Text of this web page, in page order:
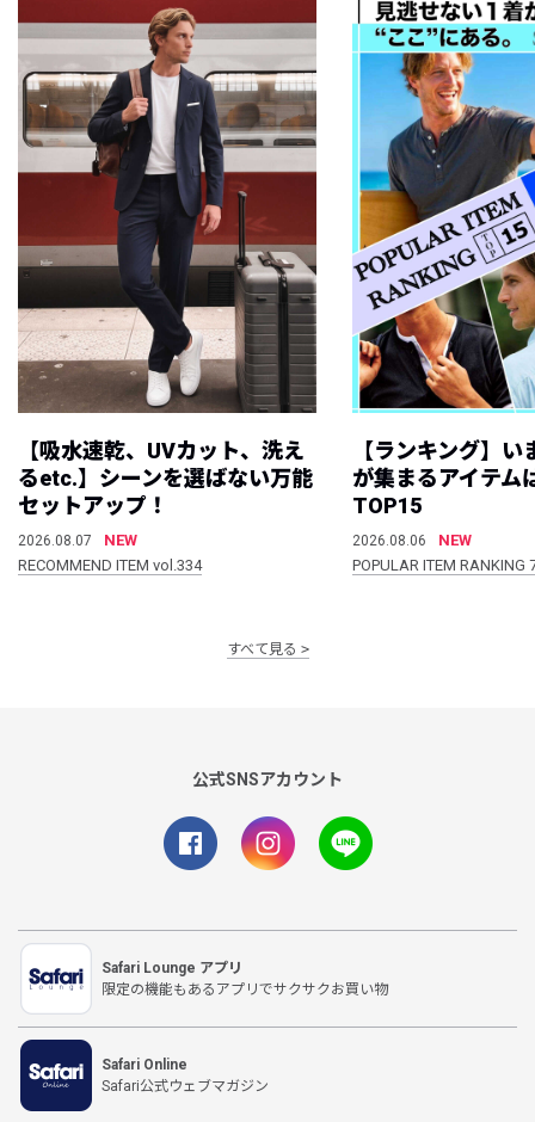
【吸水速乾、UVカット、洗え
るetc.】シーンを選ばない万能
セットアップ！
2026.08.07
NEW
RECOMMEND ITEM vol.334
【ランキング】
が集まるアイテム
TOP15
2026.08.06
NEW
POPULAR ITEM
すべて見る
公式SNSアカウント
Safari Lounge アプリ
限定の機能もあるアプリでサクサクお買い物
Safari Online
Safari公式ウェブマガジン